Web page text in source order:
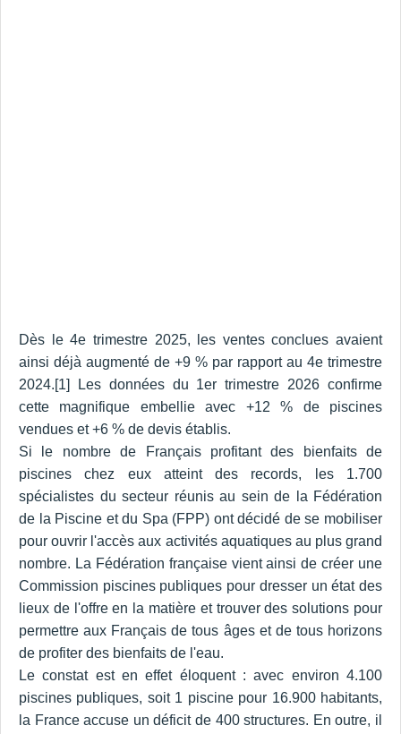
Dès le 4e trimestre 2025, les ventes conclues avaient
ainsi déjà augmenté de +9 % par rapport au 4e trimestre
2024.[1] Les données du 1er trimestre 2026 confirme
cette magnifique embellie avec +12 % de piscines
vendues et +6 % de devis établis.
Si le nombre de Français profitant des bienfaits de
piscines chez eux atteint des records, les 1.700
spécialistes du secteur réunis au sein de la Fédération
de la Piscine et du Spa (FPP) ont décidé de se mobiliser
pour ouvrir l'accès aux activités aquatiques au plus grand
nombre. La Fédération française vient ainsi de créer une
Commission piscines publiques pour dresser un état des
lieux de l'offre en la matière et trouver des solutions pour
permettre aux Français de tous âges et de tous horizons
de profiter des bienfaits de l'eau.
Le constat est en effet éloquent : avec environ 4.100
piscines publiques, soit 1 piscine pour 16.900 habitants,
la France accuse un déficit de 400 structures. En outre, il